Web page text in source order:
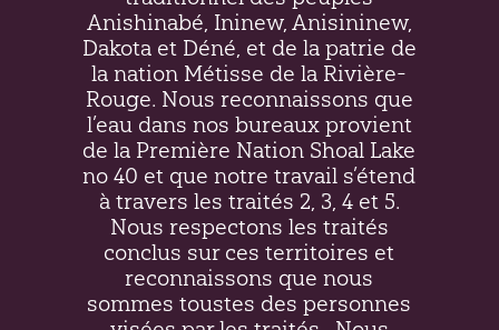
Anishinabé, Ininew, Anisininew,
Dakota et Déné, et de la patrie de
la nation Métisse de la Rivière-
Rouge. Nous reconnaissons que
l’eau dans nos bureaux provient
de la Première Nation Shoal Lake
no 40 et que notre travail s’étend
à travers les traités 2, 3, 4 et 5.
Nous respectons les traités
conclus sur ces territoires et
reconnaissons que nous
sommes toustes des personnes